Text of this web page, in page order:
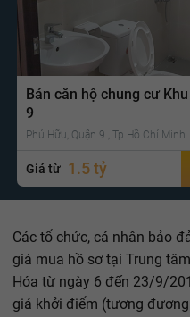
Bán căn hộ chung cư
9
Phú Hữu, Quận 9 , Tp Hồ Chí Minh
Giá từ 1.5 tỷ
Các tổ chức, cá nhân bảo
giá mua hồ sơ tại Trung
Hóa từ ngày 6 đến 23/9/
giá khởi điểm (tương